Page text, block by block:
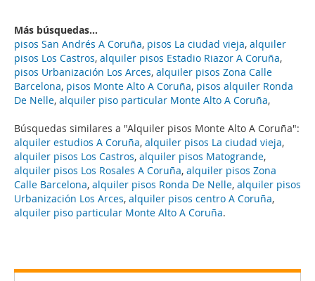
Búsquedas similares a "Alquiler pisos Monte Alto A Coruña":
alquiler estudios A Coruña, alquiler pisos La ciudad vieja,
alquiler pisos Los Castros, alquiler pisos Matogrande,
alquiler pisos Los Rosales A Coruña, alquiler pisos Zona
Calle Barcelona, alquiler pisos Ronda De Nelle, alquiler pisos
Urbanización Los Arces, alquiler pisos centro A Coruña,
alquiler piso particular Monte Alto A Coruña.
Más búsquedas...
pisos San Andrés A Coruña, pisos La ciudad vieja, alquiler
pisos Los Castros, alquiler pisos Estadio Riazor A Coruña,
pisos Urbanización Los Arces, alquiler pisos Zona Calle
Barcelona, pisos Monte Alto A Coruña, pisos alquiler Ronda
De Nelle, alquiler piso particular Monte Alto A Coruña,